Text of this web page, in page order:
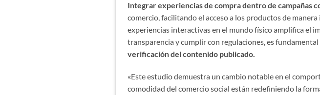
Integrar experiencias de compra dentro de campañas
comercio, facilitando el acceso a los productos de
experiencias interactivas en el mundo físico amplifica el
transparencia y cumplir con regulaciones, es fundamental
verificación del contenido publicado.
«Este estudio demuestra un cambio notable en el
comodidad del comercio social están redefiniendo la